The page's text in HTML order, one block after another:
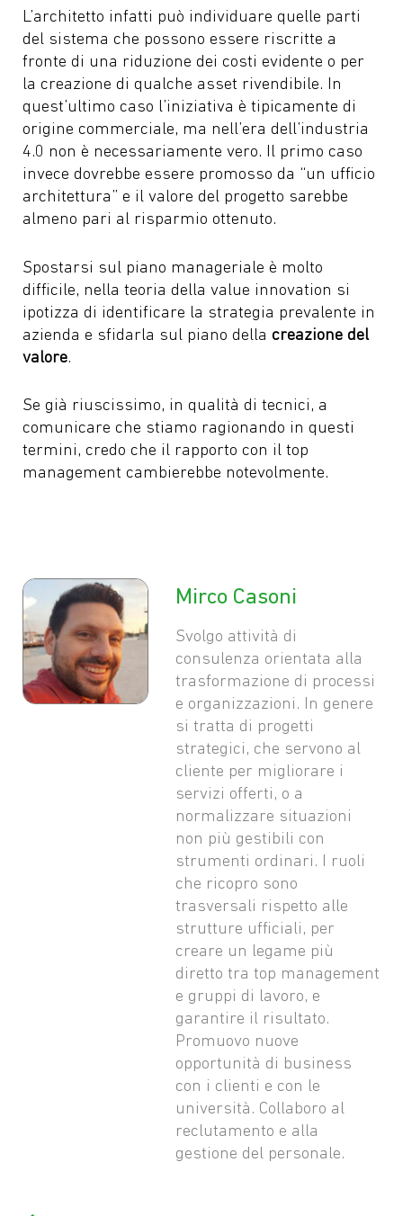
L’architetto infatti può individuare quelle parti
del sistema che possono essere riscritte a
fronte di una riduzione dei costi evidente o per
la creazione di qualche asset rivendibile. In
quest’ultimo caso l’iniziativa è tipicamente di
origine commerciale, ma nell’era dell’industria
4.0 non è necessariamente vero. Il primo caso
invece dovrebbe essere promosso da “un ufficio
architettura” e il valore del progetto sarebbe
almeno pari al risparmio ottenuto.
Spostarsi sul piano manageriale è molto
difficile, nella teoria della value innovation si
ipotizza di identificare la strategia prevalente in
azienda e sfidarla sul piano della creazione del
valore.
Se già riuscissimo, in qualità di tecnici, a
comunicare che stiamo ragionando in questi
termini, credo che il rapporto con il top
management cambierebbe notevolmente.
Mirco Casoni
Svolgo attività di
consulenza orientata alla
trasformazione di processi
e organizzazioni. In genere
si tratta di progetti
strategici, che servono al
cliente per migliorare i
servizi offerti, o a
normalizzare situazioni
non più gestibili con
strumenti ordinari. I ruoli
che ricopro sono
trasversali rispetto alle
strutture ufficiali, per
creare un legame più
diretto tra top management
e gruppi di lavoro, e
garantire il risultato.
Promuovo nuove
opportunità di business
con i clienti e con le
università. Collaboro al
reclutamento e alla
gestione del personale.